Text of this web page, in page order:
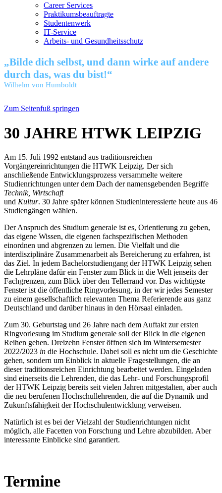
Career Services
Praktikumsbeauftragte
Studentenwerk
IT-Service
Arbeits- und Gesundheitsschutz
„Bilde dich selbst, und dann wirke auf andere
durch das, was du bist!“
Wilhelm von Humboldt
Zum Seitenfuß springen
30 JAHRE HTWK LEIPZIG
Am 15. Juli 1992 entstand aus traditionsreichen
Vorgängereinrichtungen die HTWK Leipzig. Der sich
anschließende Entwicklungsprozess versammelte weitere
Studienrichtungen unter dem Dach der namensgebenden Begriffe
Technik, Wirtschaft
und Kultur. 30 Jahre später können Studieninteressierte heute aus 46
Studiengängen wählen.
Der Anspruch des Studium generale ist es, Orientierung zu geben,
das eigene Wissen, die eigenen fachspezifischen Methoden
einordnen und abgrenzen zu lernen. Die Vielfalt und die
interdisziplinäre Zusammenarbeit als Bereicherung zu erfahren, ist
das Ziel. In jedem Bachelorstudiengang der HTWK Leipzig sehen
die Lehrpläne dafür ein Fenster zum Blick in die Welt jenseits der
Fachgrenzen, zum Blick über den Tellerrand vor. Das wichtigste
Fenster ist die öffentliche Ringvorlesung, in der wir jedes Semester
zu einem gesellschaftlich relevanten Thema Referierende aus ganz
Deutschland und darüber hinaus in den Hörsaal einladen.
Zum 30. Geburtstag und 26 Jahre nach dem Auftakt zur ersten
Ringvorlesung im Studium generale soll der Blick in die eigenen
Reihen gehen. Dreizehn Fenster öffnen sich im Wintersemester
2022/2023 in die Hochschule. Dabei soll es nicht um die Geschichte
gehen, sondern um Einblick in aktuelle Fragestellungen, die an
dieser traditionsreichen Einrichtung bearbeitet werden. Eingeladen
sind einerseits die Lehrenden, die das Lehr- und Forschungsprofil
der HTWK Leipzig bereits seit vielen Jahren mitgestalten, aber auch
die neu berufenen Hochschullehrenden, die auf die Dynamik und
Zukunftsfähigkeit der Hochschulentwicklung verweisen.
Natürlich ist es bei der Vielzahl der Studienrichtungen nicht
möglich, alle Facetten von Forschung und Lehre abzubilden. Aber
interessante Einblicke sind garantiert.
Termine